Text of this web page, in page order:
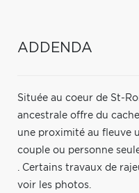
ADDENDA
Située au coeur de St-
ancestrale offre du
une proximité au fleuve
couple ou personne
. Certains travaux de
voir les photos.